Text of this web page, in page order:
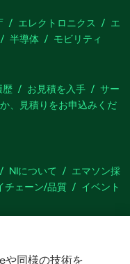
エレクトロニクス
エ
半導体 モビリティ
歴 お見積を入手
サー
、見積りをお申込みくだ
NIについて
エマソン採
チェーン/品質 イベント
リクエスト
や同様の技術を